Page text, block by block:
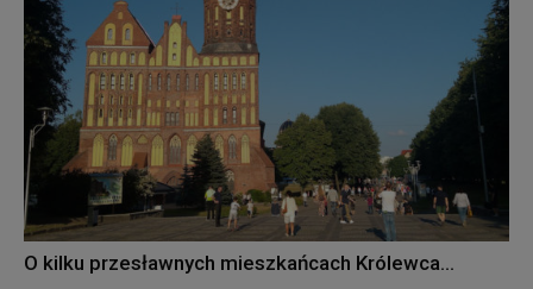
O kilku przesławnych mieszkańcach Królewca…